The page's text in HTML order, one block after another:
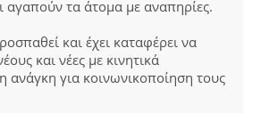
αγαπούν τα άτομα με αναπηρίες.
και έχει καταφέρει να
και νέες με κινητικά
για κοινωνικοποίηση τους